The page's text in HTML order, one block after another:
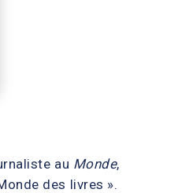
au Monde,
des livres ».